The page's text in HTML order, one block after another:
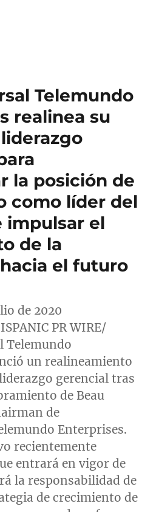
Telemundo
realinea su
la posición de
como líder del
impulsar el
de la
el futuro
de 2020
PR WIRE/
Telemundo
un realineamiento
gerencial tras
de Beau
de
Enterprises.
recientemente
entrará en vigor de
la responsabilidad de
de crecimiento de